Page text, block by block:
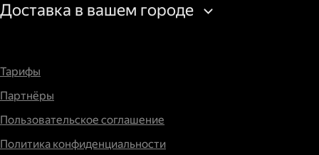
Доставка в вашем городе
Тарифы
Партнёры
Пользовательское соглашение
Политика конфиденциальности